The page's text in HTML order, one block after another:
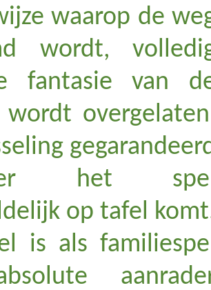
waarop de
wordt,
fantasie van
wordt
het
op tafel
is als